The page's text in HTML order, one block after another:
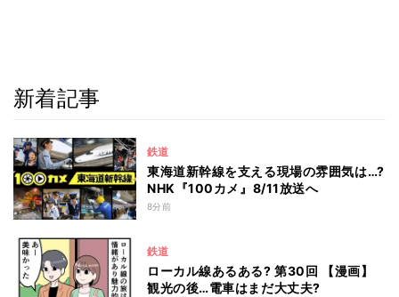
新着記事
鉄道
東海道新幹線を支える現場の雰囲気は…?
NHK『100カメ』8/11放送へ
8分前
鉄道
ローカル線あるある? 第30回 【漫画】
観光の後…電車はまだ大丈夫?